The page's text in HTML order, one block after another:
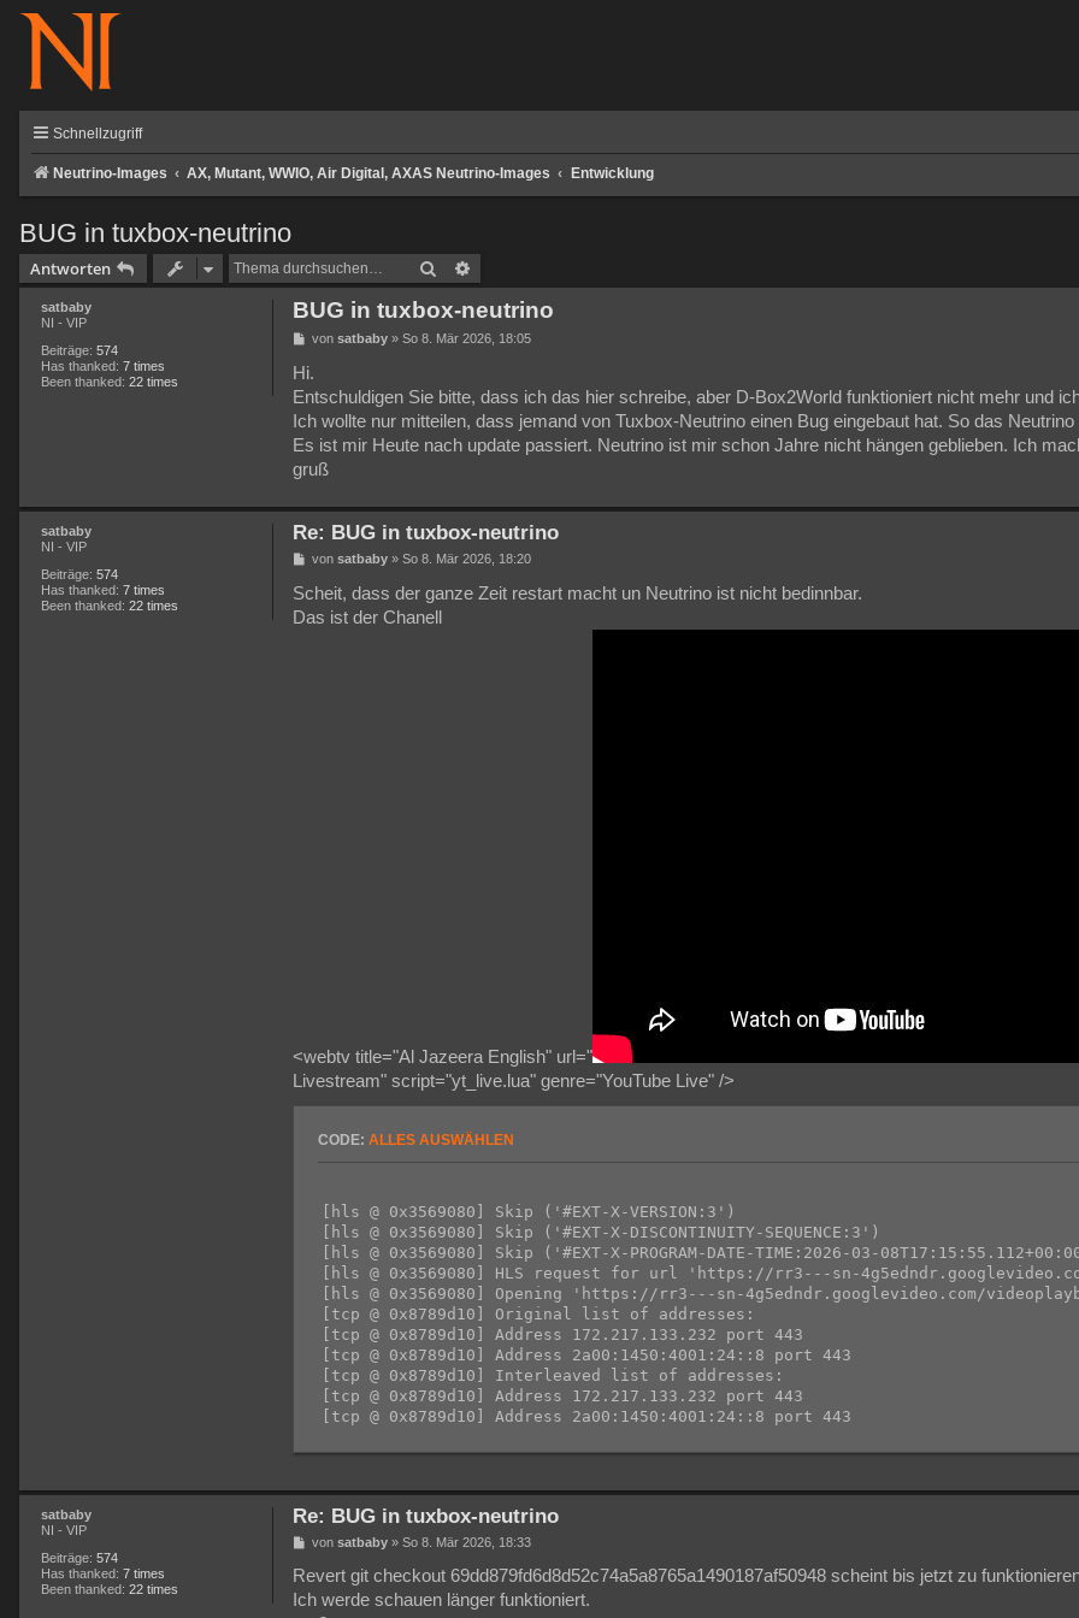
Schnellzugriff
Neutrino-Images AX, Mutant, WWIO, Air Digital, AXAS Neutrino-Images Entwicklung
BUG in tuxbox-neutrino
Antworten Suche
satbaby
NI - VIP
Beiträge: 574
Has thanked: 7 times
Been thanked: 22 times
BUG in tuxbox-neutrino
B
i
t
r
a
g
von satbaby» So 8. Mär 2026, 18:05
Hi.
Entschuldigen Sie bitte, dass ich das hier schreibe, aber D-Box2World funktioniert nicht mehr und
Ich wollte nur mitteilen, dass jemand von Tuxbox-Neutrino einen Bug eingebaut hat. So das
Es ist mir Heute nach update passiert. Neutrino ist mir schon Jahre nicht hängen geblieben. Ich
gruß
satbaby
NI - VIP
Beiträge: 574
Has thanked: 7 times
Been thanked: 22 times
Re: BUG in tuxbox-neutrino
B
i
t
r
von satbaby» So 8. Mär 2026, 18:20
Scheit, dass der ganze Zeit restart macht un Neutrino ist nicht bedinnbar.
Das ist der Chanell
<webtv title="Al Jazeera English" url="
Livestream" script="yt_live.lua" genre="YouTube Live" />
CODE: ALLES AUSWÄHLEN
[hls @ 0x3569080] Skip ('#EXT-X-VERSION:3')
[hls @ 0x3569080] Skip ('#EXT-X-DISCONTINUITY-SEQUENCE:3')
[hls @ 0x3569080] Skip ('#EXT-X-PROGRAM-DATE-TIME:2026-03-
[hls @ 0x3569080] HLS request for url 'https://rr3---sn-4g5edndr.googlevideo.com/
[hls @ 0x3569080] Opening 'https://rr3---sn-4g5edndr.googlevideo.com/
[tcp @ 0x8789d10] Original list of addresses:
[tcp @ 0x8789d10] Address 172.217.133.232 port 443
[tcp @ 0x8789d10] Address 2a00:1450:4001:24::8 port 443
[tcp @ 0x8789d10] Interleaved list of addresses:
[tcp @ 0x8789d10] Address 172.217.133.232 port 443
[tcp @ 0x8789d10] Address 2a00:1450:4001:24::8 port 443
[tcp @ 0x8789d10] Successfully connected to 172.217.133.232 port 443
[https @ 0x11a0950] request: GET /videoplayback/id/gCNeDWCI0vo.4/itag/96/
User-Agent: Lavf/61.7.100
Accept: */*
Range: bytes=0-
Host: rr3---sn-4g5edndr.googlevideo.com
Icy-MetaData: 1
satbaby
NI - VIP
Beiträge: 574
Has thanked: 7 times
Been thanked: 22 times
Re: BUG in tuxbox-neutrino
B
i
r
von satbaby» So 8. Mär 2026, 18:33
Revert git checkout 69dd879fd6d8d52c74a5a8765a1490187af50948 scheint bis jetzt zu
Ich werde schauen länger funktioniert.